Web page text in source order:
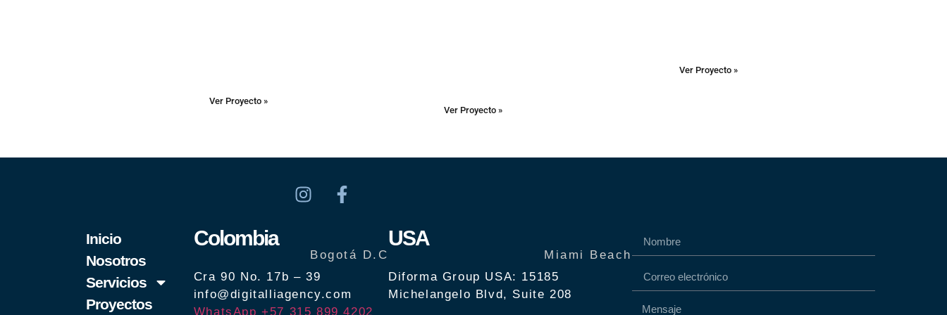
Ver Proyecto »
Ver Proyecto »
Ver Proyecto »
Inicio
Nosotros
Servicios
Proyectos
Colombia
Bogotá D.C
Cra 90 No. 17b – 39
info@digitalliagency.com
WhatsApp +57 315 899 4202
USA
Miami Beach
Diforma Group USA: 15185
Michelangelo Blvd, Suite 208